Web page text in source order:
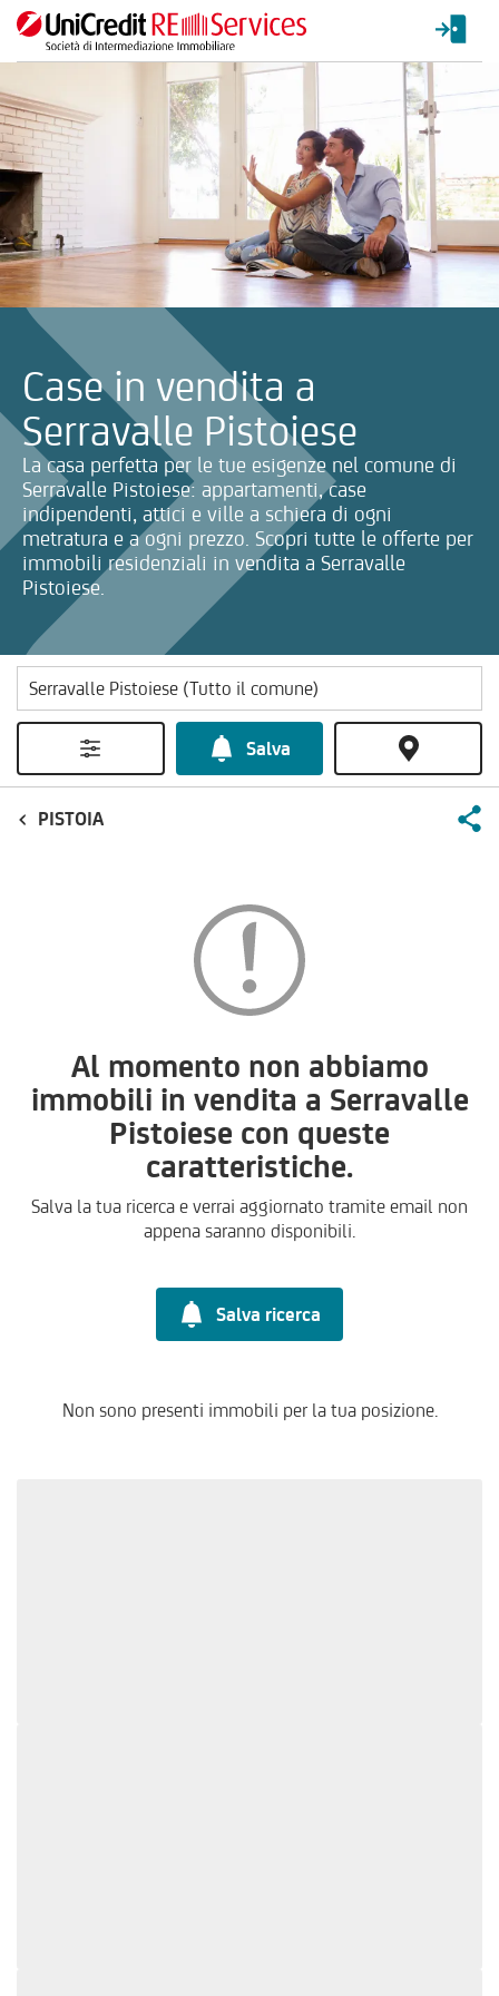
Case in vendita a
Serravalle Pistoiese
La casa perfetta per le tue esigenze nel comune di
Serravalle Pistoiese: appartamenti, case
indipendenti, attici e ville a schiera di ogni
metratura e a ogni prezzo. Scopri tutte le offerte per
immobili residenziali in vendita a Serravalle
Pistoiese.
La ricerca verrà inviata automaticamente alla selezione delle
Salva
PISTOIA
Al momento non abbiamo
immobili in vendita a Serravalle
Pistoiese con queste
caratteristiche.
Salva la tua ricerca e verrai aggiornato tramite email non
appena saranno disponibili.
Salva ricerca
Non sono presenti immobili per la tua posizione.